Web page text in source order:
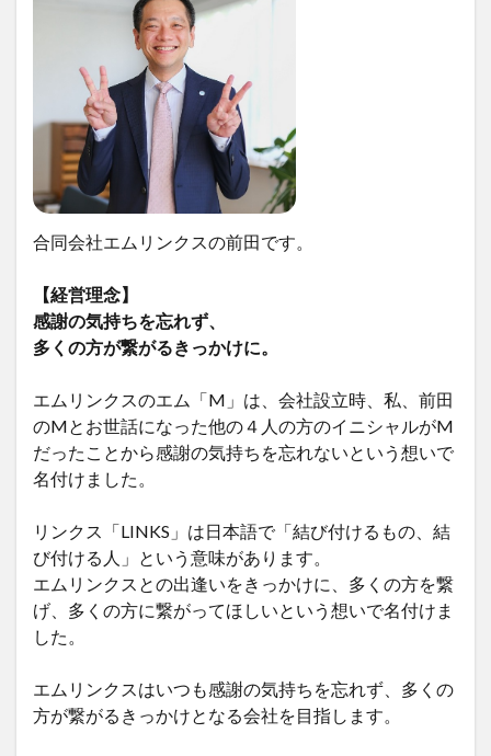
合同会社エムリンクスの前田です。
【経営理念】
感謝の気持ちを忘れず、
多くの方が繋がるきっかけに。
エムリンクスのエム「M」は、会社設立時、私、前田
のMとお世話になった他の４人の方のイニシャルがM
だったことから感謝の気持ちを忘れないという想いで
名付けました。
リンクス「LINKS」は日本語で「結び付けるもの、結
び付ける人」という意味があります。
エムリンクスとの出逢いをきっかけに、多くの方を繋
げ、多くの方に繋がってほしいという想いで名付けま
した。
エムリンクスはいつも感謝の気持ちを忘れず、多くの
方が繋がるきっかけとなる会社を目指します。